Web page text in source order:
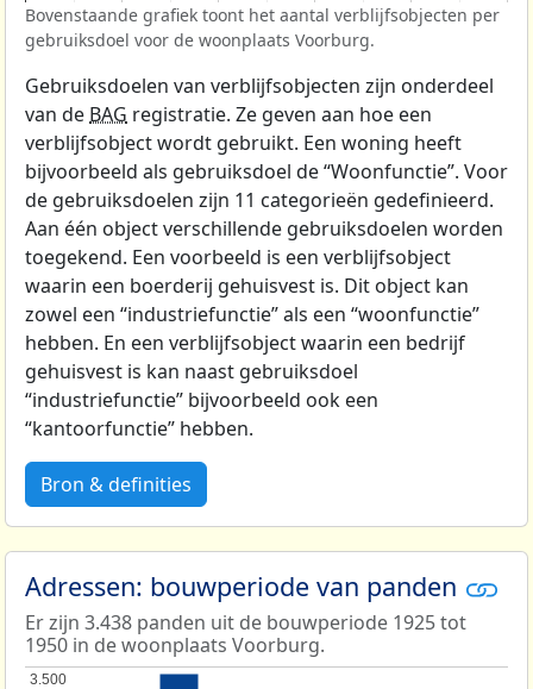
Bovenstaande grafiek toont het aantal verblijfsobjecten per
gebruiksdoel voor de woonplaats Voorburg.
Gebruiksdoelen van verblijfsobjecten zijn onderdeel
van de BAG registratie. Ze geven aan hoe een
verblijfsobject wordt gebruikt. Een woning heeft
bijvoorbeeld als gebruiksdoel de “Woonfunctie”. Voor
de gebruiksdoelen zijn 11 categorieën gedefinieerd.
Aan één object verschillende gebruiksdoelen worden
toegekend. Een voorbeeld is een verblijfsobject
waarin een boerderij gehuisvest is. Dit object kan
zowel een “industriefunctie” als een “woonfunctie”
hebben. En een verblijfsobject waarin een bedrijf
gehuisvest is kan naast gebruiksdoel
“industriefunctie” bijvoorbeeld ook een
“kantoorfunctie” hebben.
Bron & definities
Adressen: bouwperiode van panden
Er zijn 3.438 panden uit de bouwperiode 1925 tot
1950 in de woonplaats Voorburg.
3.500
3.500